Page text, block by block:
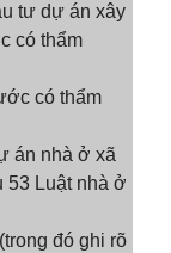
tư dự án xây
có thẩm
có thẩm
án nhà ở xã
53 Luật nhà ở
đó ghi rõ